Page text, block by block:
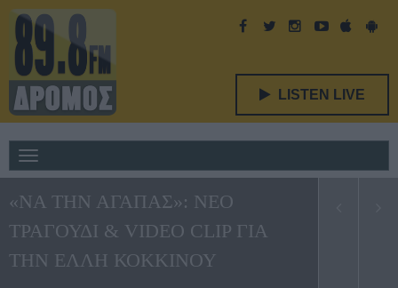
LISTEN LIVE
navigation
«ΝΑ ΤΗΝ ΑΓΑΠΑΣ»: ΝΕΟ
ΤΡΑΓΟΥΔΙ & VIDEO CLIP ΓΙΑ
ΤΗΝ ΕΛΛΗ ΚΟΚΚΙΝΟΥ